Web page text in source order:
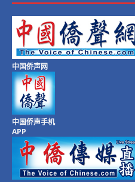
中国侨声网
中国侨声手机
APP